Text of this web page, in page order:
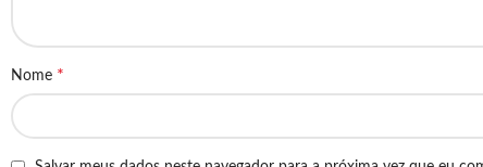
Nome *